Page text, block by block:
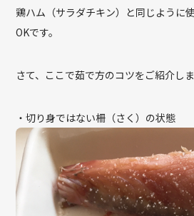
鶏ハム（サラダチキン）と同じように
OKです。
さて、ここで茹で方のコツをご紹介しま
・切り身ではない柵（さく）の状態